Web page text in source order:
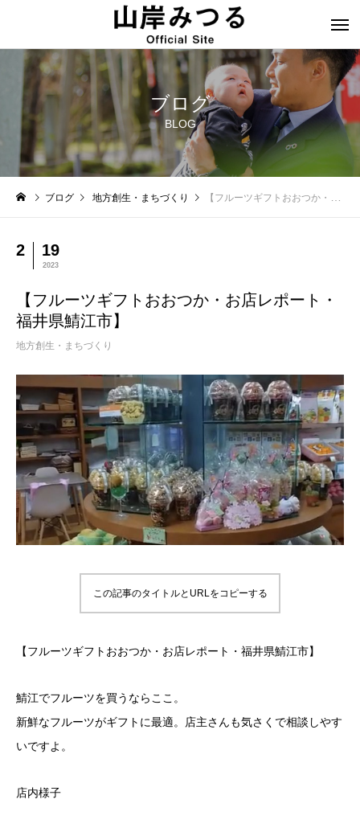
ブログ
BLOG
ブログ 地方創生・まちづくり 【フルーツギフトおおつか・お店レポート・福井県鯖江市】
2 19
2023
【フルーツギフトおおつか・お店レポート・
福井県鯖江市】
地方創生・まちづくり
この記事のタイトルとURLをコピーする
【フルーツギフトおおつか・お店レポート・福井県鯖江市】
鯖江でフルーツを買うならここ。
新鮮なフルーツがギフトに最適。店主さんも気さくで相談しやす
いですよ。
店内様子